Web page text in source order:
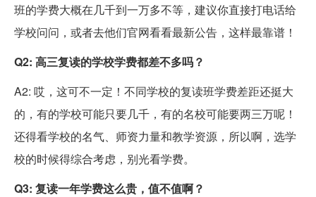
班的学费大概在几千到一万多不等，建议你直接打电话给
学校问问，或者去他们官网看看最新公告，这样最靠谱！
Q2: 高三复读的学校学费都差不多吗？
A2: 哎，这可不一定！不同学校的复读班学费差距还挺大
的，有的学校可能只要几千，有的名校可能要两三万呢！
还得看学校的名气、师资力量和教学资源，所以啊，选学
校的时候得综合考虑，别光看学费。
Q3: 复读一年学费这么贵，值不值啊？